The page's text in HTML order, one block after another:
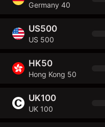
Germany 40
US500
US 500
HK50
Hong Kong 50
UK100
UK 100